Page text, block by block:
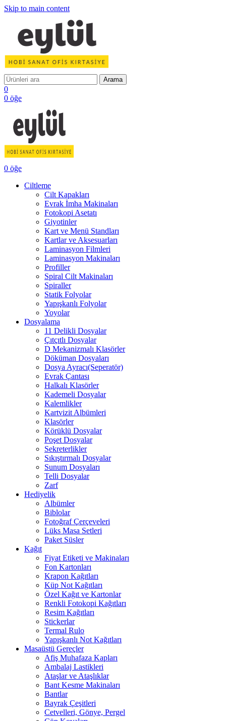
Skip to main content
Arama
0
0 öğe
0 öğe
Ciltleme
Cilt Kapakları
Evrak İmha Makinaları
Fotokopi Asetatı
Giyotinler
Kart ve Menü Standları
Kartlar ve Aksesuarları
Laminasyon Filmleri
Laminasyon Makinaları
Profiller
Spiral Cilt Makinaları
Spiraller
Statik Folyolar
Yapışkanlı Folyolar
Yoyolar
Dosyalama
11 Delikli Dosyalar
Çıtçıtlı Dosyalar
D Mekanizmalı Klasörler
Döküman Dosyaları
Dosya Ayracı(Seperatör)
Evrak Çantası
Halkalı Klasörler
Kademeli Dosyalar
Kalemlikler
Kartvizit Albümleri
Klasörler
Körüklü Dosyalar
Poşet Dosyalar
Sekreterlikler
Sıkıştırmalı Dosyalar
Sunum Dosyaları
Telli Dosyalar
Zarf
Hediyelik
Albümler
Biblolar
Fotoğraf Çerçeveleri
Lüks Masa Setleri
Paket Süsler
Kağıt
Fiyat Etiketi ve Makinaları
Fon Kartonları
Krapon Kağıtları
Küp Not Kağıtları
Özel Kağıt ve Kartonlar
Renkli Fotokopi Kağıtları
Resim Kağıtları
Stickerlar
Termal Rulo
Yapışkanlı Not Kağıtları
Masaüstü Gereçler
Afiş Muhafaza Kapları
Ambalaj Lastikleri
Ataşlar ve Ataşlıklar
Bant Kesme Makinaları
Bantlar
Bayrak Çeşitleri
Cetvelleri, Gönye, Pergel